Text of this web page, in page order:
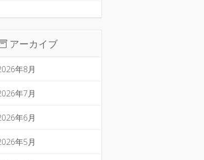
アーカイブ
年8月
年7月
年6月
年5月